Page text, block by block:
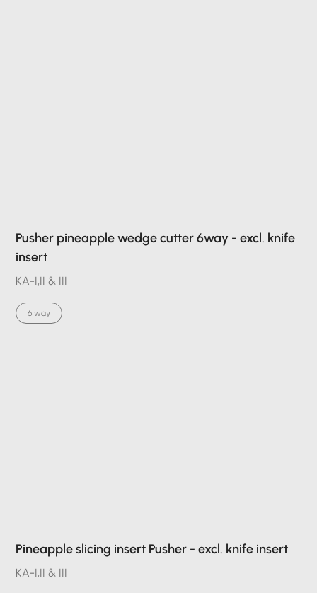
Pusher pineapple wedge cutter 6way - excl. knife
insert
KA-I,II & III
6 way
Pineapple slicing insert Pusher - excl. knife insert
KA-I,II & III